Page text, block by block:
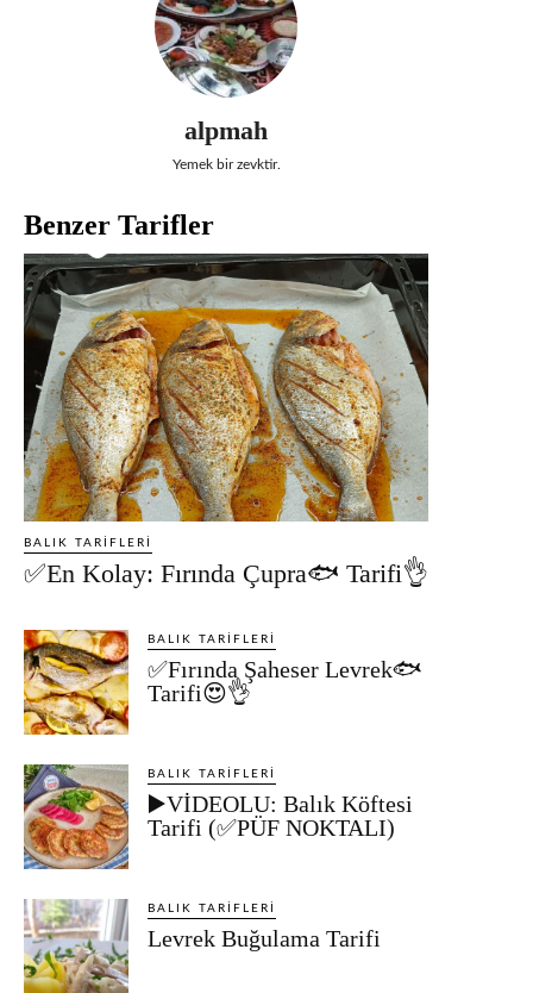
alpmah
Yemek bir zevktir.
Benzer Tarifler
BALIK TARIFLERI
✅En Kolay: Fırında Çupra🐟 Tarifi👌
BALIK TARIFLERI
✅Fırında Şaheser Levrek🐟
Tarifi😍👌
BALIK TARIFLERI
▶️VİDEOLU: Balık Köftesi
Tarifi (✅PÜF NOKTALI)
BALIK TARIFLERI
Levrek Buğulama Tarifi